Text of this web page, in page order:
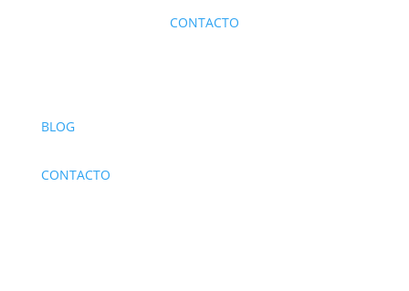
CONTACTO
BLOG
CONTACTO